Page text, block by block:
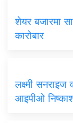
शेयर बजारमा
कारोबार
लक्ष्मी सनराइज
आइपीओ